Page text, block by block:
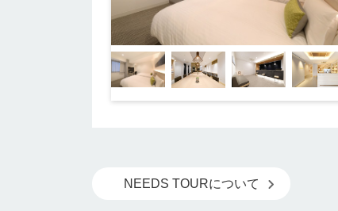
NEEDS TOURについて